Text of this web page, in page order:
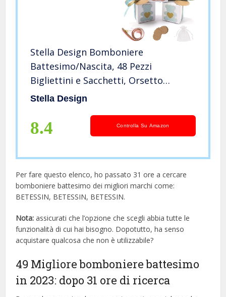
Stella Design Bomboniere
Battesimo/Nascita, 48 Pezzi
Bigliettini e Sacchetti, Orsetto
Maschio/Bambina, Scatole
Stella Design
8.4 Controlla Su Amazon
Per fare questo elenco, ho passato 31 ore a cercare
bomboniere battesimo dei migliori marchi come:
BETESSIN, BETESSIN, BETESSIN.
Nota: assicurati che l’opzione che scegli abbia tutte le
funzionalità di cui hai bisogno. Dopotutto, ha senso
acquistare qualcosa che non è utilizzabile?
49 Migliore bomboniere battesimo
in 2023: dopo 31 ore di ricerca